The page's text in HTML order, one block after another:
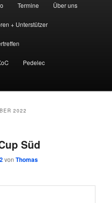
Termine Über uns
+ Unterstützer
Pedelec
2022
Süd
vonThomas